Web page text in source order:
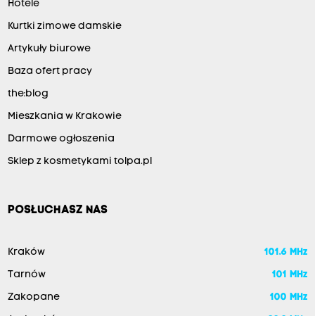
Hotele
Kurtki zimowe damskie
Artykuły biurowe
Baza ofert pracy
the:blog
Mieszkania w Krakowie
Darmowe ogłoszenia
Sklep z kosmetykami tolpa.pl
POSŁUCHASZ NAS
Kraków 101.6 MHz
Tarnów 101 MHz
Zakopane 100 MHz